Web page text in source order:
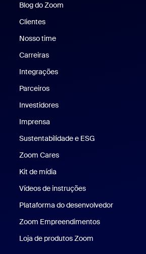
Blog do Zoom
Clientes
Nosso time
Carreiras
Integrações
Parceiros
Investidores
Imprensa
Sustentabilidade e ESG
Zoom Cares
Kit de mídia
Vídeos de instruções
Plataforma do desenvolvedor
Zoom Empreendimentos
Loja de produtos Zoom